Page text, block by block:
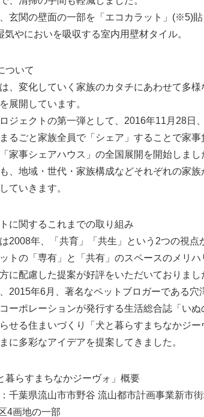
玄関の壁面の一部を「エコカラット」(※5)貼
やにおいを吸収する室内用壁材タイル。
ついて
、変化していく家族のカタチにあわせて多
展開しています。
ジェクトの第一弾として、2016年11月28日
るごと家族全員で「シェア」することで家
家事シェアハウス」の全国展開を開始しまし
、地域・世代・家族構成などそれぞれの家
ていきます。
に関するこれまでの取り組み
2008年、「共育」「共生」という2つの視点
トの「専有」と「共有」のスペースのメリ
に配慮した提案が好評をいただいておりまし
2015年6月、著名なペットブロガーである穴
ーポレーションが発行する生活総合誌「い
せる住まいづくり「犬と暮らすまちなかジ
に多彩なアイデアを提案してきました。
暮らすまちなかジーヴォ」概要
千葉県流山市市野谷 流山都市計画事業新市
4画地の一部